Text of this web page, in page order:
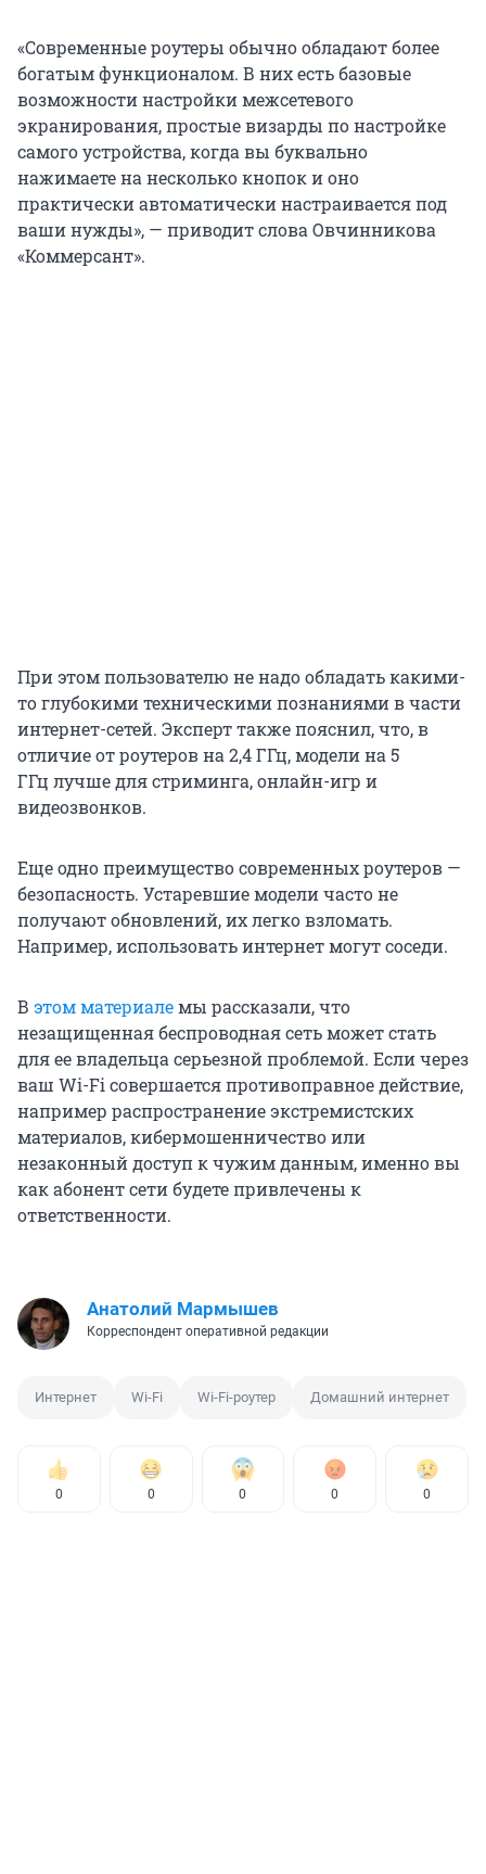
«Современные роутеры обычно обладают более
богатым функционалом. В них есть базовые
возможности настройки межсетевого
экранирования, простые визарды по настройке
самого устройства, когда вы буквально
нажимаете на несколько кнопок и оно
практически автоматически настраивается под
ваши нужды», — приводит слова Овчинникова
«Коммерсант».
При этом пользователю не надо обладать какими-
то глубокими техническими познаниями в части
интернет-сетей. Эксперт также пояснил, что, в
отличие от роутеров на 2,4 ГГц, модели на 5
ГГц лучше для стриминга, онлайн-игр и
видеозвонков.
Еще одно преимущество современных роутеров —
безопасность. Устаревшие модели часто не
получают обновлений, их легко взломать.
Например, использовать интернет могут соседи.
В этом материалемы рассказали, что
незащищенная беспроводная сеть может стать
для ее владельца серьезной проблемой. Если через
ваш Wi-Fi совершается противоправное действие,
например распространение экстремистских
материалов, кибермошенничество или
незаконный доступ к чужим данным, именно вы
как абонент сети будете привлечены к
ответственности.
Анатолий Мармышев
Корреспондент оперативной редакции
Интернет Wi-Fi Wi-Fi-роутер Домашний интернет
0 0 0 0 0